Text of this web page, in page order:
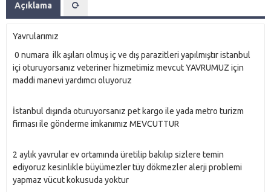
Açıklama
Yavrularımız
0 numara ilk aşıları olmuş iç ve dış parazitleri yapılmıştır istanbul
içi oturuyorsanız veteriner hizmetimiz mevcut YAVRUMUZ için
maddi manevi yardımcı oluyoruz
İstanbul dışında oturuyorsanız pet kargo ile yada metro turizm
firması ile gönderme imkanımız MEVCUTTUR
2 aylık yavrular ev ortamında üretilip bakılıp sizlere temin
ediyoruz kesinlikle büyümezler tüy dökmezler alerji problemi
yapmaz vücut kokusuda yoktur